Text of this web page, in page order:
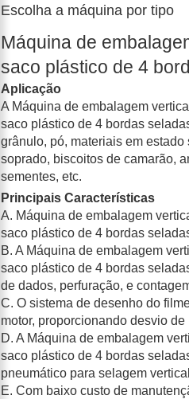
Escolha a máquina por tipo
Máquina de
saco plástico de 4
Aplicação
A Máquina de embalagem
saco plástico de 4 bordas
grânulo, pó, materiais em
soprado, biscoitos de camarão,
sementes, etc.
Principais Características
A. Máquina de embalagem
saco plástico de 4 bordas
B. A Máquina de embalagem
saco plástico de 4 bordas
de dados, perfuração, e
C. O sistema de desenho do
motor, proporcionando desvio
D. A Máquina de embalagem
saco plástico de 4 bordas
pneumático para selagem
E. Com baixo custo de